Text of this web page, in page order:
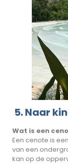
5. Naar
Wat is een
Een cenote is
van een
kan op de